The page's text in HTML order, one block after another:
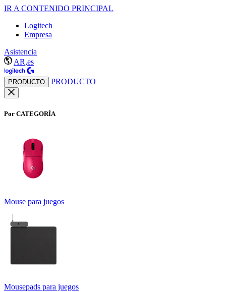
IR A CONTENIDO PRINCIPAL
Logitech
Empresa
Asistencia
AR,es
PRODUCTO PRODUCTO
Por CATEGORÍA
Mouse para juegos
Mousepads para juegos